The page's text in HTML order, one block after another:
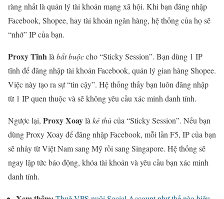
ràng nhất là quản lý tài khoản mạng xã hội. Khi bạn đăng nhập
Facebook, Shopee, hay tài khoản ngân hàng, hệ thống của họ sẽ
“nhớ” IP của bạn.
Proxy Tĩnhlà bắt buộccho “Sticky Session”. Bạn dùng 1 IP
tĩnh để đăng nhập tài khoản Facebook, quản lý gian hàng Shopee.
Việc này tạo ra sự “tin cậy”. Hệ thống thấy bạn luôn đăng nhập
từ 1 IP quen thuộc và sẽ không yêu cầu xác minh danh tính.
Ngược lại, Proxy Xoaylà kẻ thùcủa “Sticky Session”. Nếu bạn
dùng Proxy Xoay để đăng nhập Facebook, mỗi lần F5, IP của bạn
sẽ nhảy từ Việt Nam sang Mỹ rồi sang Singapore. Hệ thống sẽ
ngay lập tức báo động, khóa tài khoản và yêu cầu bạn xác minh
danh tính.